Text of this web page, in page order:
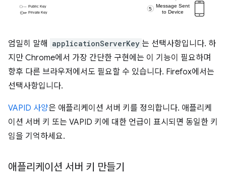
엄밀히 말해 applicationServerKey 는 선택사항입니다. 하
지만 Chrome에서 가장 간단한 구현에는 이 기능이 필요하며
향후 다른 브라우저에서도 필요할 수 있습니다. Firefox에서는
선택사항입니다.
VAPID 사양은 애플리케이션 서버 키를 정의합니다. 애플리케
이션 서버 키 또는 VAPID 키에 대한 언급이 표시되면 동일한 키
임을 기억하세요.
애플리케이션 서버 키 만들기